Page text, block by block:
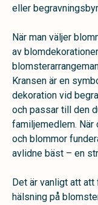
eller
När man väljer
av
Kransen är en
dekoration vid
och passar till den
familjemedlem. När
och blommor
avlidne bäst – en
Det är vanligt att
hälsning på